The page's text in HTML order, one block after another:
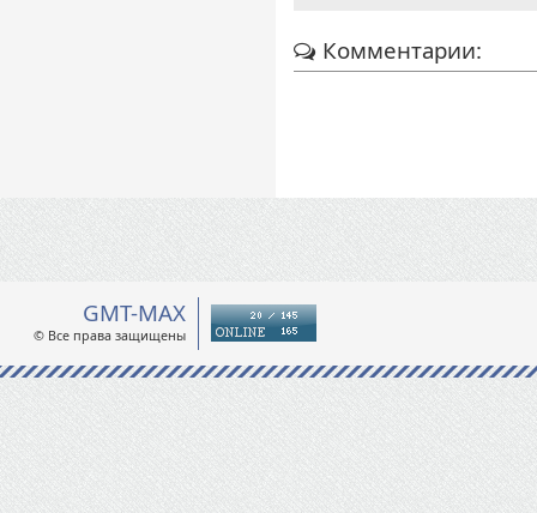
Комментарии:
GMT-MAX
© Все права защищены